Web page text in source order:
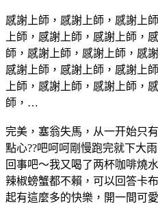
感謝上師，感謝上師，感謝上
上師，感謝上師，感謝上師，
師，感謝上師，感謝上師，感
感謝上師，感謝上師，感謝上
上師，感謝上師，感謝上師，
師，…
完美，塞翁失馬，从一开始只
點心??吧呵呵剛慢跑完就下大
回事吧～我又喝了两杯咖啡燒
辣椒螃蟹都不賴，可以回答卡布
起有這麼多的快樂，開一間可